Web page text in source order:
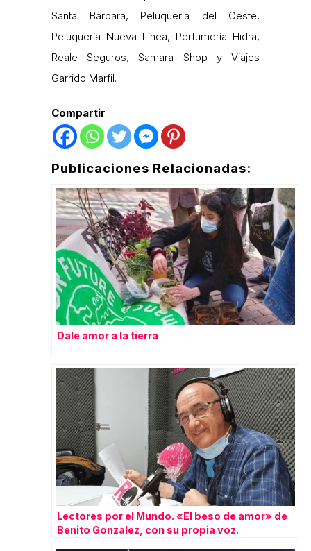
Santa Bárbara, Peluquería del Oeste,
Peluquería Nueva Línea, Perfumería Hidra,
Reale Seguros, Samara Shop y Viajes
Garrido Marfil.
Compartir
Publicaciones Relacionadas:
Dale amor a la tierra
Lectores por el Mundo. «El beso de amor» de
Benito Gonzalez, con su propia voz.